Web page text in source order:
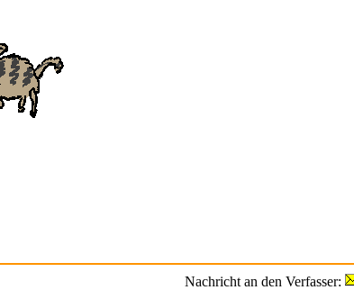
Nachricht an den Verfasser: